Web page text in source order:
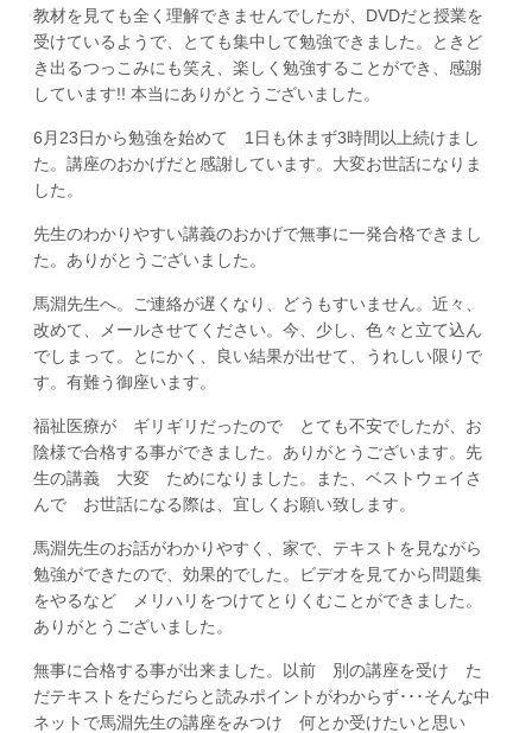
教材を見ても全く理解できませんでしたが、DVDだと授業を
受けているようで、とても集中して勉強できました。ときど
き出るつっこみにも笑え、楽しく勉強することができ、感謝
しています!! 本当にありがとうございました。
6月23日から勉強を始めて 1日も休まず3時間以上続けまし
た。講座のおかげだと感謝しています。大変お世話になりま
した。
先生のわかりやすい講義のおかげで無事に一発合格できまし
た。ありがとうございました。
馬淵先生へ。ご連絡が遅くなり、どうもすいません。近々、
改めて、メールさせてください。今、少し、色々と立て込ん
でしまって。とにかく、良い結果が出せて、うれしい限りで
す。有難う御座います。
福祉医療が ギリギリだったので とても不安でしたが、お
陰様で合格する事ができました。ありがとうございます。先
生の講義 大変 ためになりました。また、ベストウェイさ
んで お世話になる際は、宜しくお願い致します。
馬淵先生のお話がわかりやすく、家で、テキストを見ながら
勉強ができたので、効果的でした。ビデオを見てから問題集
をやるなど メリハリをつけてとりくむことができました。
ありがとうございました。
無事に合格する事が出来ました。以前 別の講座を受け た
だテキストをだらだらと読みポイントがわからず･･･そんな中
ネットで馬淵先生の講座をみつけ 何とか受けたいと思い